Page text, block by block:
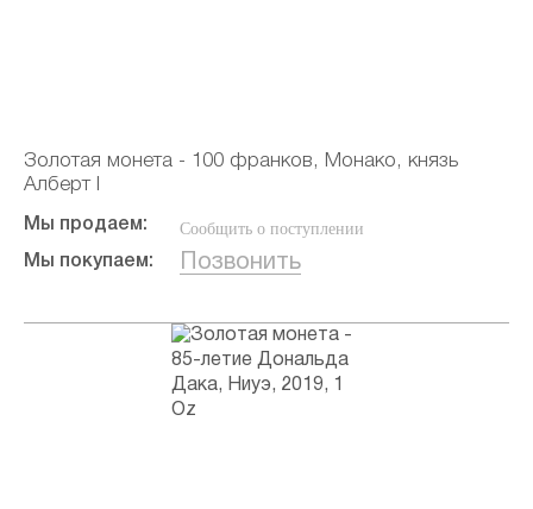
Золотая монета - 100 франков, Монако, князь
Алберт I
Мы продаем: Сообщить о поступлении
Мы покупаем: Позвонить